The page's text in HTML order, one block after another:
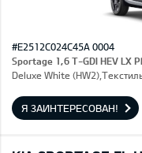
#E2512C024C45A 0004
Sportage 1,6 T-GDI HEV LX
Deluxe White
Я ЗАИНТЕРЕСОВАН!